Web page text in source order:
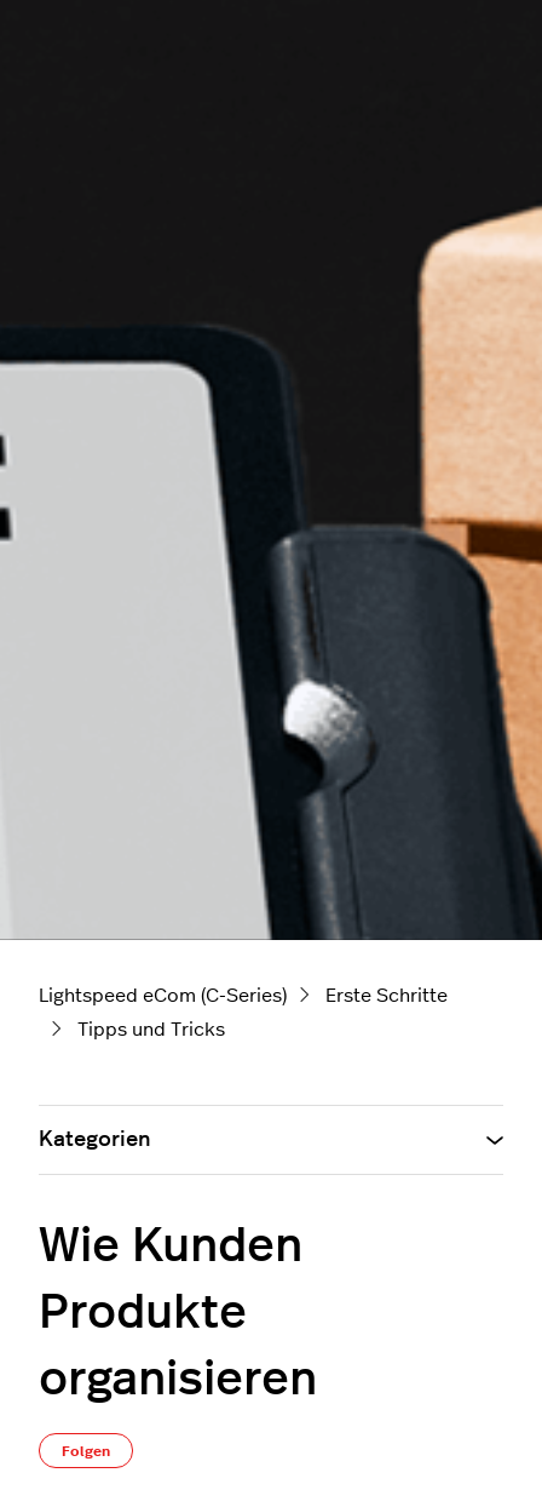
Lightspeed eCom (C-Series)
Erste Schritte
Tipps und Tricks
Wie Kunden
Produkte
organisieren
Folgen
Kategorien